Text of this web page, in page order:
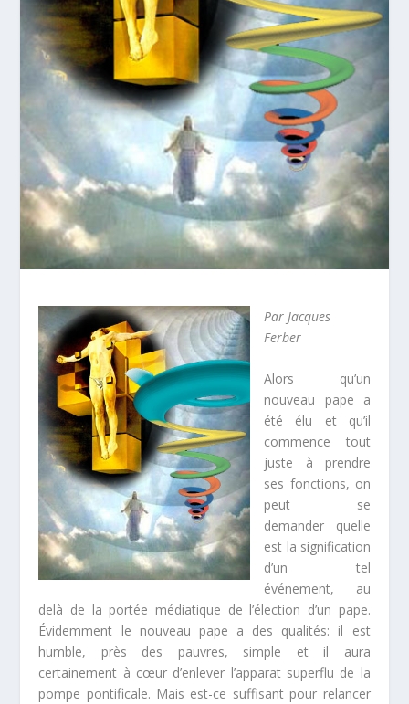
Par Jacques
Ferber
Alors qu’un
nouveau pape a
été élu et qu’il
commence tout
juste à prendre
ses fonctions, on
peut se
demander quelle
est la signification
d’un tel
événement, au
delà de la portée médiatique de l’élection d’un pape.
Évidemment le nouveau pape a des qualités: il est
humble, près des pauvres, simple et il aura
certainement à cœur d’enlever l’apparat superflu de la
pompe pontificale. Mais est-ce suffisant pour relancer